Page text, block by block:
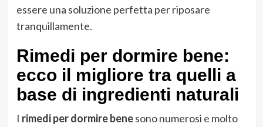
essere una soluzione perfetta per riposare
tranquillamente.
Rimedi per dormire bene:
ecco il migliore tra quelli a
base di ingredienti naturali
I rimedi per dormire benesono numerosi e molto